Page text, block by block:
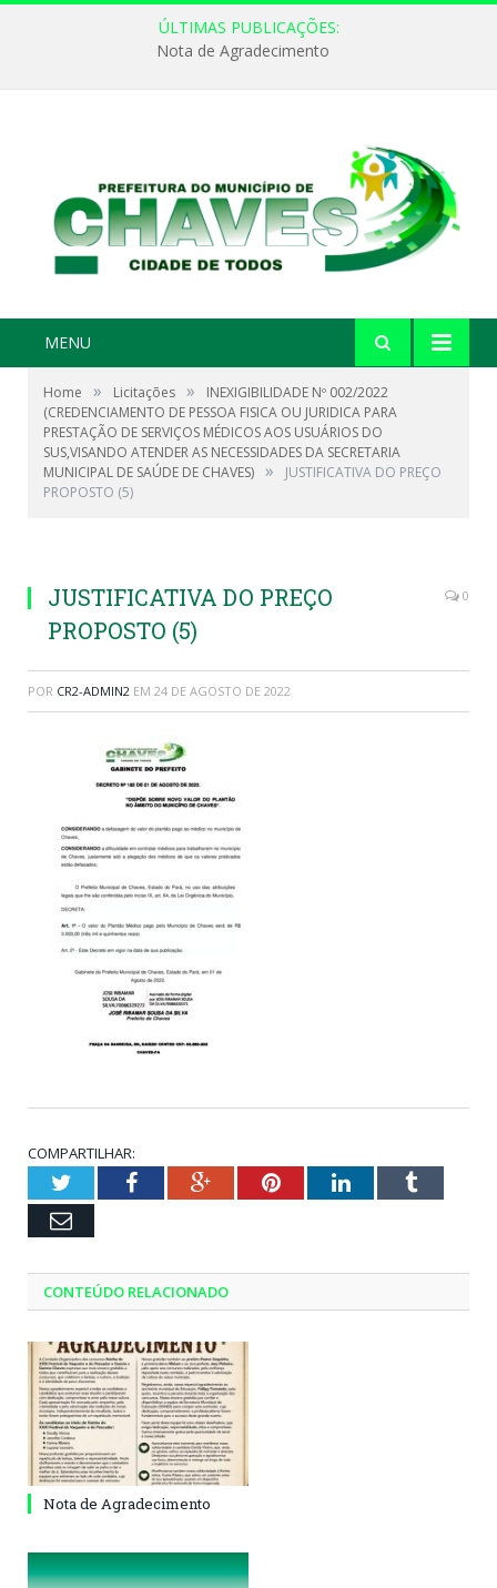
ÚLTIMAS PUBLICAÇÕES:
Nota de Agradecimento
MENU
Home » Licitações »
INEXIGIBILIDADE Nº 002/2022
(CREDENCIAMENTO DE PESSOA FISICA OU JURIDICA PARA
PRESTAÇÃO DE SERVIÇOS MÉDICOS AOS USUÁRIOS DO
SUS,VISANDO ATENDER AS NECESSIDADES DA SECRETARIA
MUNICIPAL DE SAÚDE DE CHAVES) »
JUSTIFICATIVA DO PREÇO
PROPOSTO (5)
JUSTIFICATIVA DO PREÇO
PROPOSTO (5)
0
POR CR2-ADMIN2 EM 24 DE AGOSTO DE 2022
COMPARTILHAR:
TwitterFacebookGoogle+PinterestLinkedInTumblr
Email
CONTEÚDO RELACIONADO
Nota de Agradecimento